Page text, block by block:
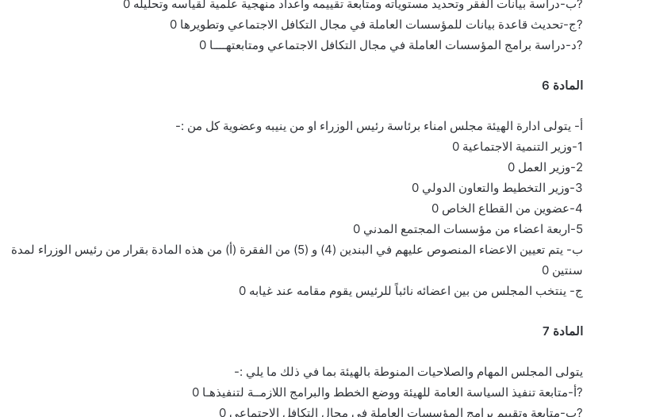
?ب-دراسة بيانات الفقر وتحديد مستوياته ومتابعة تقييمه واعداد منهجية علمية لقياسه وتحليله 0
?ج-تحديث قاعدة بيانات للمؤسسات العاملة في مجال التكافل الاجتماعي وتطويرها 0
?د-دراسة برامج المؤسسات العاملة في مجال التكافل الاجتماعي ومتابعتهــــا 0
المادة 6
أ- يتولى ادارة الهيئة مجلس امناء برئاسة رئيس الوزراء او من ينيبه وعضوية كل من :-
1-وزير التنمية الاجتماعية 0
2-وزير العمل 0
3-وزير التخطيط والتعاون الدولي 0
4-عضوين من القطاع الخاص 0
5-اربعة اعضاء من مؤسسات المجتمع المدني 0
ب- يتم تعيين الاعضاء المنصوص عليهم في البندين (4) و (5) من الفقرة (أ) من هذه المادة بقرار من رئيس الوزراء لمدة
سنتين 0
ج- ينتخب المجلس من بين اعضائه نائباً للرئيس يقوم مقامه عند غيابه 0
المادة 7
يتولى المجلس المهام والصلاحيات المنوطة بالهيئة بما في ذلك ما يلي :-
?أ-متابعة تنفيذ السياسة العامة للهيئة ووضع الخطط والبرامج اللازمــة لتنفيذهـا 0
?ب-متابعة وتقييم برامج المؤسسات العاملة في مجال التكافل الاجتماعي 0